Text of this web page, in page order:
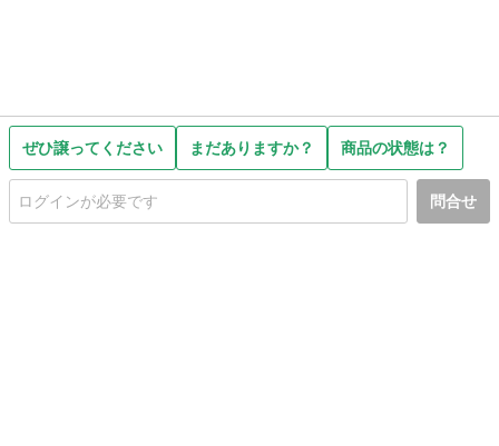
ぜひ譲ってください まだありますか？ 商品の状態は？
問合せ